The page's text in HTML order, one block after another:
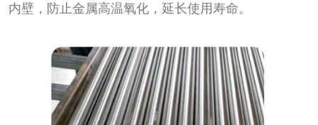
内壁，防止金属高温氧化，延长使用寿命。